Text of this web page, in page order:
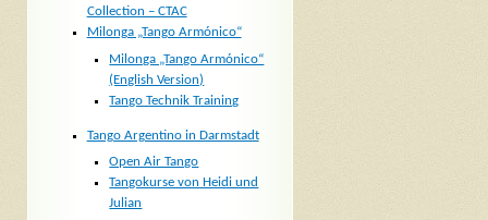
Collection – CTAC
Milonga „Tango Armónico“
Milonga „Tango Armónico“
(English Version)
Tango Technik Training
Tango Argentino in Darmstadt
Open Air Tango
Tangokurse von Heidi und
Julian